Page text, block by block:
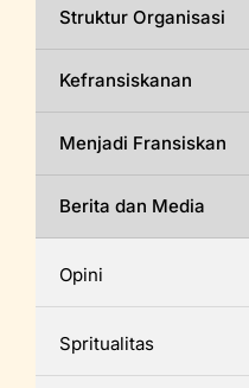
Struktur Organisasi
Kefransiskanan
Menjadi Fransiskan
Berita dan Media
Opini
Spritualitas